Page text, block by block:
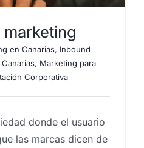
en Canarias, Inbound
, Marketing para
Corporativa
donde el usuario
las marcas dicen de